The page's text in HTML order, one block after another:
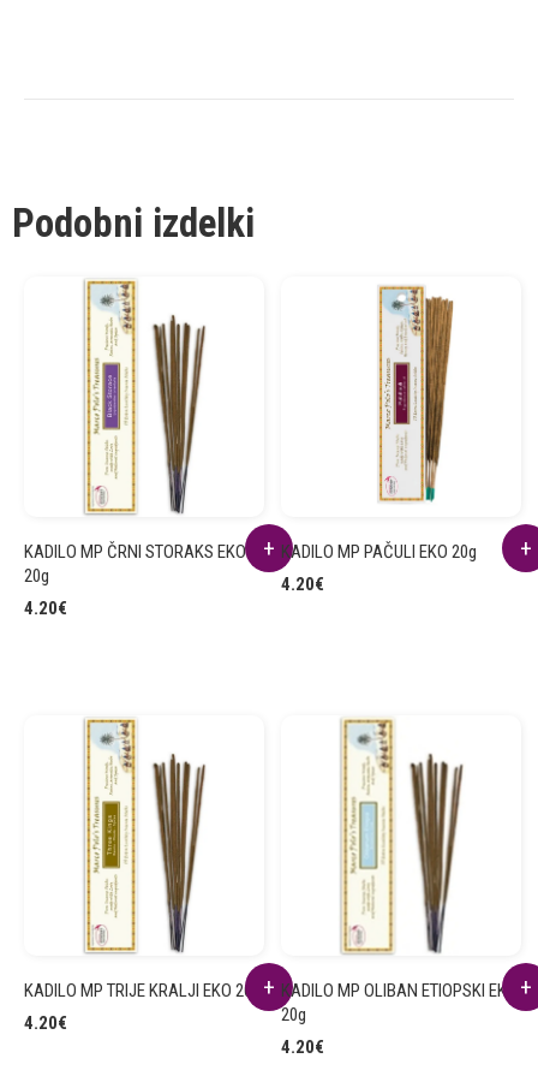
Podobni izdelki
KADILO MP ČRNI STORAKS EKO
20g
4.20€
KADILO MP PAČULI EKO 20g
4.20€
KADILO MP TRIJE KRALJI EKO 20g
4.20€
KADILO MP OLIBAN ETIOPSKI EKO
20g
4.20€